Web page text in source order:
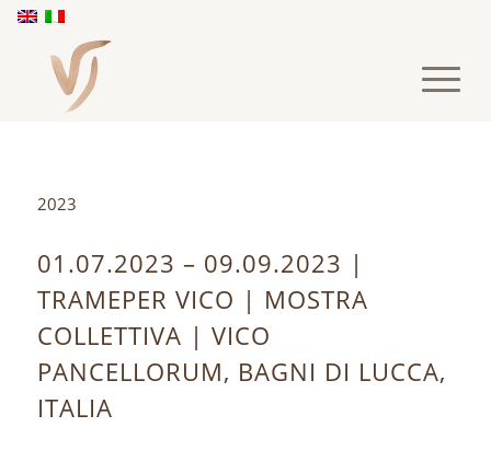
2023
01.07.2023 – 09.09.2023 |
TRAMEPER VICO | MOSTRA
COLLETTIVA | VICO
PANCELLORUM, BAGNI DI LUCCA,
ITALIA